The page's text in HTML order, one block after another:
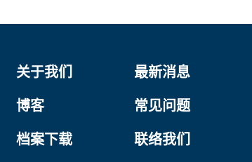
关于我们
最新消息
博客
常见问题
档案下载
联络我们